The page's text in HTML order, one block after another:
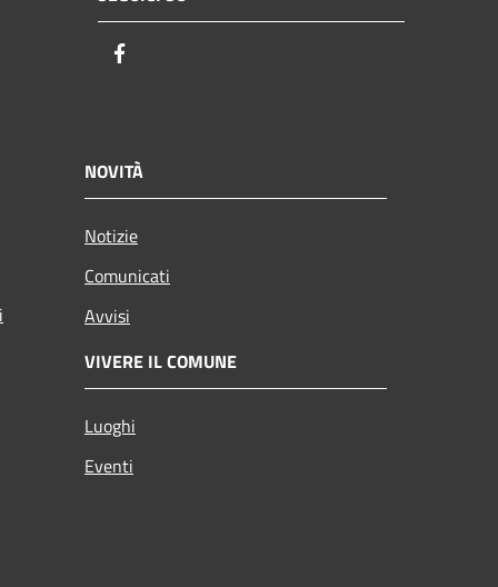
NOVITÀ
Notizie
Comunicati
Avvisi
VIVERE IL COMUNE
Luoghi
Eventi